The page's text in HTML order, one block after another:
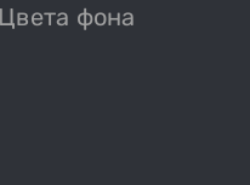
Цвета фона